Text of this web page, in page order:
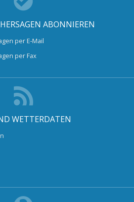
ABONNIEREN
per E-Mail
per Fax
WETTERDATEN